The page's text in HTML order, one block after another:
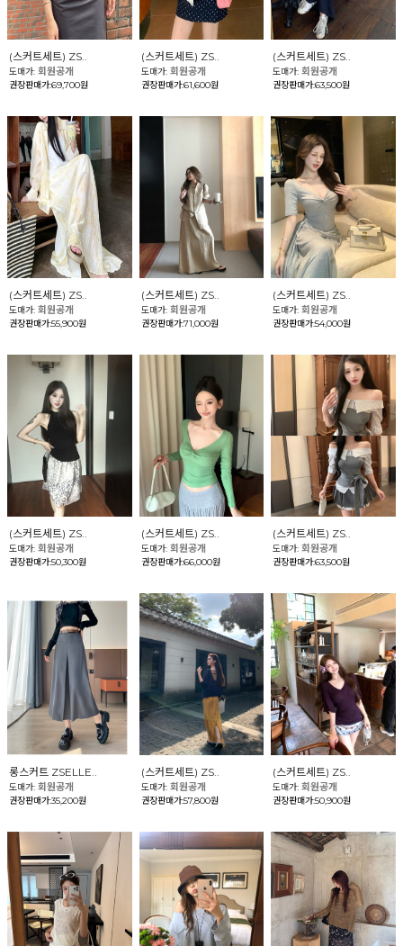
(스커트세트) ZS..
도매가: 회원공개
권장판매가:69,700원
(스커트세트) ZS..
도매가: 회원공개
권장판매가:61,600원
(스커트세트) ZS..
도매가:회원공개
권장판매가:63,500원
(스커트세트) ZS..
도매가: 회원공개
권장판매가:55,900원
(스커트세트) ZS..
도매가: 회원공개
권장판매가:71,000원
(스커트세트) ZS..
도매가:회원공개
권장판매가:54,000원
(스커트세트) ZS..
도매가: 회원공개
권장판매가:50,300원
(스커트세트) ZS..
도매가: 회원공개
권장판매가:66,000원
(스커트세트) ZS..
도매가:회원공개
권장판매가:63,500원
롱스커트 ZSELLE..
도매가: 회원공개
권장판매가:35,200원
(스커트세트) ZS..
도매가: 회원공개
권장판매가:57,800원
(스커트세트) ZS..
도매가:회원공개
권장판매가:50,900원